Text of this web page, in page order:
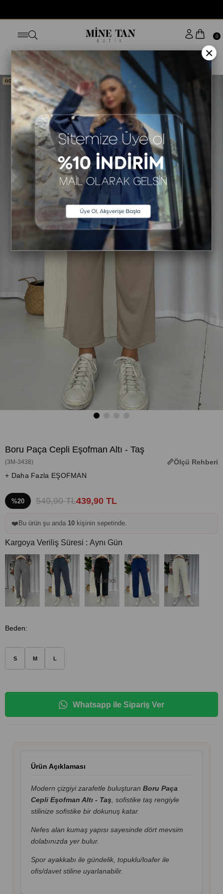
0
Anasayfa ALT GİYİM EŞOFMAN
ÜCRETSİZ KARGO
Boru Paça Cepli Eşofman Altı - Taş
(3M-3438)
Ölçü Rehberi
+ Daha Fazla EŞOFMAN
%20 549,90 TL439,90 TL
❤️ Bu ürün şu anda 10 kişinin sepetinde.
Kargoya Veriliş Süresi : Aynı Gün
Tükendi
Beden:
S M L
Whatsapp ile Sipariş Ver
Ürün Açıklaması
Modern çizgiyi zarafetle buluşturan Boru Paça
Cepli Eşofman Altı - Taş , sofistike taş rengiyle
stilinize sofistike bir dokunuş katar.
Nefes alan kumaş yapısı sayesinde dört mevsim
dolabınızda yer bulur.
Spor ayakkabı ile gündelik, topuklu/loafer ile
ofis/davet stiline uyarlanabilir.
×